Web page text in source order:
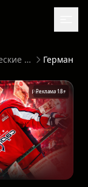
Товарищеские матчи
Реклама 18+